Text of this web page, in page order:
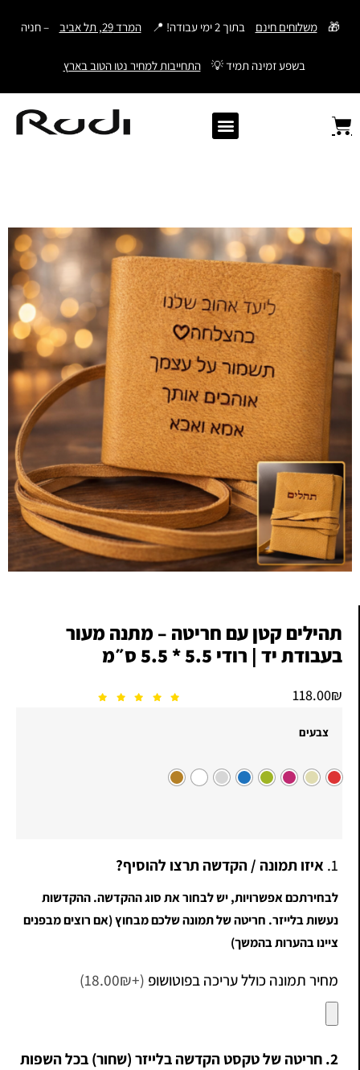
דילוג
🎁 משלוחים חינם בתוך 2 ימי עבודה! 📍 המרד 29, תל אביב – חניה
בשפע זמינה תמיד 💡 התחייבות למחיר נטו הטוב בארץ
תהילים קטן עם חריטה – מתנה מעור
בעבודת יד | רודי 5.5 * 5.5 ס״מ
118.00₪
צבעים
1. איזו תמונה / הקדשה תרצו להוסיף?
לבחירתכם אפשרויות, יש לבחור את סוג ההקדשה. ההקדשות
נעשות בלייזר. חריטה של תמונה שלכם מבחוץ (אם רוצים מבפנים
ציינו בהערות בהמשך)
מחיר תמונה כולל עריכה בפוטושופ (+18.00₪)
2. חריטה של טקסט הקדשה בלייזר (שחור) בכל השפות